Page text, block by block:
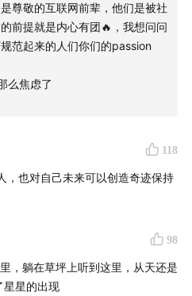
出品、孟岩与张潇雨合写的投
地在「有知有行」App 里免费
信中搜索小程序「有知有行
《投资第 1 课》精装本
雅、QQ音乐、网易云音乐、苹
、荔枝播客、微信听书、
及 Overcast、Pocket
客户端。
交流分享为目的，仅供参
尊敬的互联网前辈，他们是被社
前提就是内心有团🔥，我想问问
范起来的人们你们的passion
么焦虑了
118
，也对自己未来可以创造奇迹保持
98
，躺在草坪上听到这里，从天还是
星星的出现